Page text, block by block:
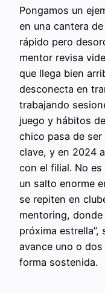
Pongamos un
en una cantera
rápido pero
mentor revisa
que llega bien
desconecta en
trabajando
juego y hábitos
chico pasa de
clave, y en 2024
con el filial. No
un salto enorme
se repiten en
mentoring,
próxima
avance uno o
forma sostenida.